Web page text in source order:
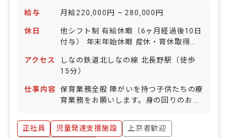
給与 月給220,000円 ~ 280,000円
休日
他シフト制 有給休暇（6ヶ月経過後10日
付与） 年末年始休暇 産休・育休取得実
アクセス
しなの鉄道北しなの線 北長野駅（徒歩
15分）
仕事内容 保育業務全般 障がいを持つ子供たちの療
育業務をお願いします。身の回りのお世
ト、イベントなど日々の子どもたちとの
活動、支援の記録、送迎業務（施設より
正社員 児童発達支援施設
上京者歓迎